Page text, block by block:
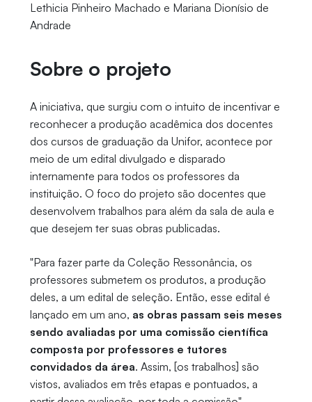
Lethicia Pinheiro Machado e Mariana Dionísio de
Andrade
Sobre o projeto
A iniciativa, que surgiu com o intuito de incentivar e
reconhecer a produção acadêmica dos docentes
dos cursos de graduação da Unifor, acontece por
meio de um edital divulgado e disparado
internamente para todos os professores da
instituição. O foco do projeto são docentes que
desenvolvem trabalhos para além da sala de aula e
que desejem ter suas obras publicadas.
"Para fazer parte da Coleção Ressonância, os
professores submetem os produtos, a produção
deles, a um edital de seleção. Então, esse edital é
lançado em um ano, as obras passam seis meses
sendo avaliadas por uma comissão científica
composta por professores e tutores
convidados da área. Assim, [os trabalhos] são
vistos, avaliados em três etapas e pontuados, a